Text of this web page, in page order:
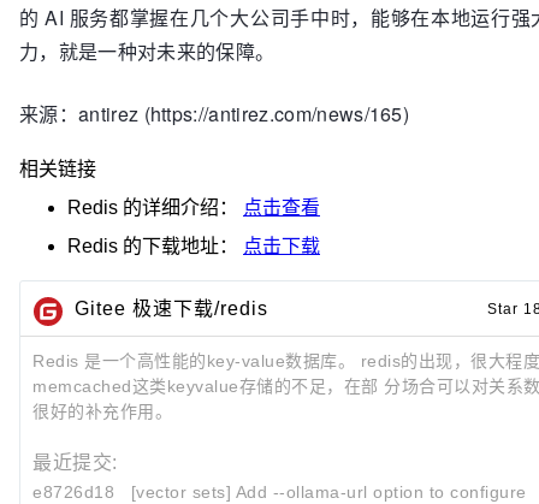
的 AI 服务都掌握在几个大公司手中时，能够在本地运行强
力，就是一种对未来的保障。
来源：antirez (https://antirez.com/news/165)
相关链接
Redis 的详细介绍：
点击查看
Redis 的下载地址： 点击下载
Gitee 极速下载/redis Star
Redis 是一个高性能的key-value数据库。 redis的出现，很大程
memcached这类keyvalue存储的不足，在部 分场合可以对关系
很好的补充作用。
最近提交:
e8726d18 [vector sets] Add --ollama-url option to configure